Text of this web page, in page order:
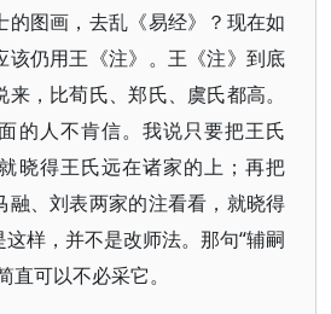
的图画，去乱《易经》？现在如
该仍用王《注》。王《注》到底
，比荀氏、郑氏、虞氏都高。
的人不肯信。我说只要把王氏
晓得王氏远在诸家的上；再把
融、刘表两家的注看看，就晓得
样，并不是改师法。那句“辅嗣
直可以不必采它。